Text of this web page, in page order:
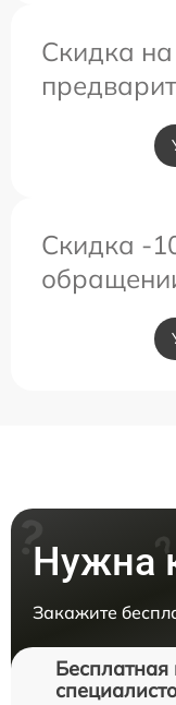
Скидка
Скидка -
Нужна
Закажите
Бесплатная